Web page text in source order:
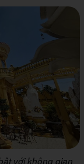
với không gian